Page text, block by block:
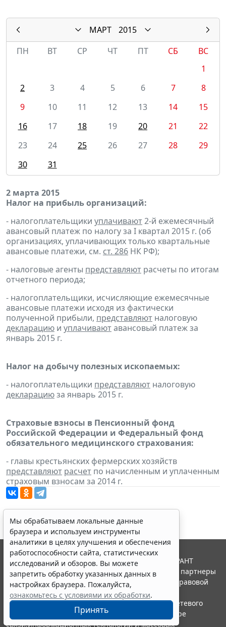
МАРТ
2015
ПН
ВТ СР ЧТ ПТ СБ
ВС
1
2
3 4 5 6 7
8
9
10 11 12 13 14
15
16
17 18 19 20 21
22
23
24 25 26 27 28
29
30
31
2 марта 2015
Налог на прибыль организаций:
- налогоплательщики уплачивают2-й ежемесячный
авансовый платеж по налогу за I квартал 2015 г. (об
организациях, уплачивающих только квартальные
авансовые платежи, см. ст. 286 НК РФ);
- налоговые агенты представляют расчеты по итогам
отчетного периода;
- налогоплательщики, исчисляющие ежемесячные
авансовые платежи исходя из фактически
полученной прибыли, представляют налоговую
декларацию и уплачиваютавансовый платеж за
январь 2015 г.
Налог на добычу полезных ископаемых:
- налогоплательщики представляют налоговую
декларациюза январь 2015 г.
Страховые взносы в Пенсионный фонд
Российской Федерации и Федеральный фонд
обязательного медицинского страхования:
- главы крестьянских фермерских хозяйств
представляют расчет по начисленным и уплаченным
страховым взносам за 2014 г.
Мы обрабатываем локальные данные
браузера и используем инструменты
аналитики в целях улучшения и обеспечения
работоспособности сайта, статистических
исследований и обзоров. Вы можете
запретить обработку указанных данных в
настройках браузера. Пожалуйста,
ознакомьтесь с условиями их обработки.
Принять
© ООО "НПП "ГАРАНТ-СЕРВИС", 2026. Система ГАРАНТ
выпускается с 1990 года. Компания "Гарант" и ее партнеры
являются участниками Российской ассоциации правовой
информации ГАРАНТ.
Портал ГАРАНТ.РУ зарегистрирован в качестве сетевого
издания Федеральной службой по надзору в сфере
связи,информационных технологий и массовых